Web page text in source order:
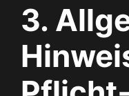
3.